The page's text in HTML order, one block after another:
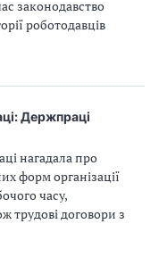
законодавство
роботодавців
Держпраці
нагадала про
форм організації
часу,
трудові договори з